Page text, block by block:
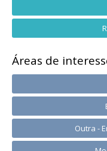
Áreas de
Outra -